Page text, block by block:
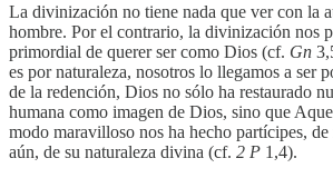
La divinización no tiene nada que ver con la
hombre. Por el contrario, la divinización nos
primordial de querer ser como Dios (cf. Gn
es por naturaleza, nosotros lo llegamos a ser
de la redención, Dios no sólo ha restaurado
humana como imagen de Dios, sino que
modo maravilloso nos ha hecho partícipes,
aún, de su naturaleza divina (cf. 2 P 1,4).